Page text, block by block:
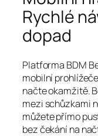
Rychlé
dopad
Platforma BDM
mobilní
načte okamžitě.
mezi schůzkami
můžete přímo
bez čekání na